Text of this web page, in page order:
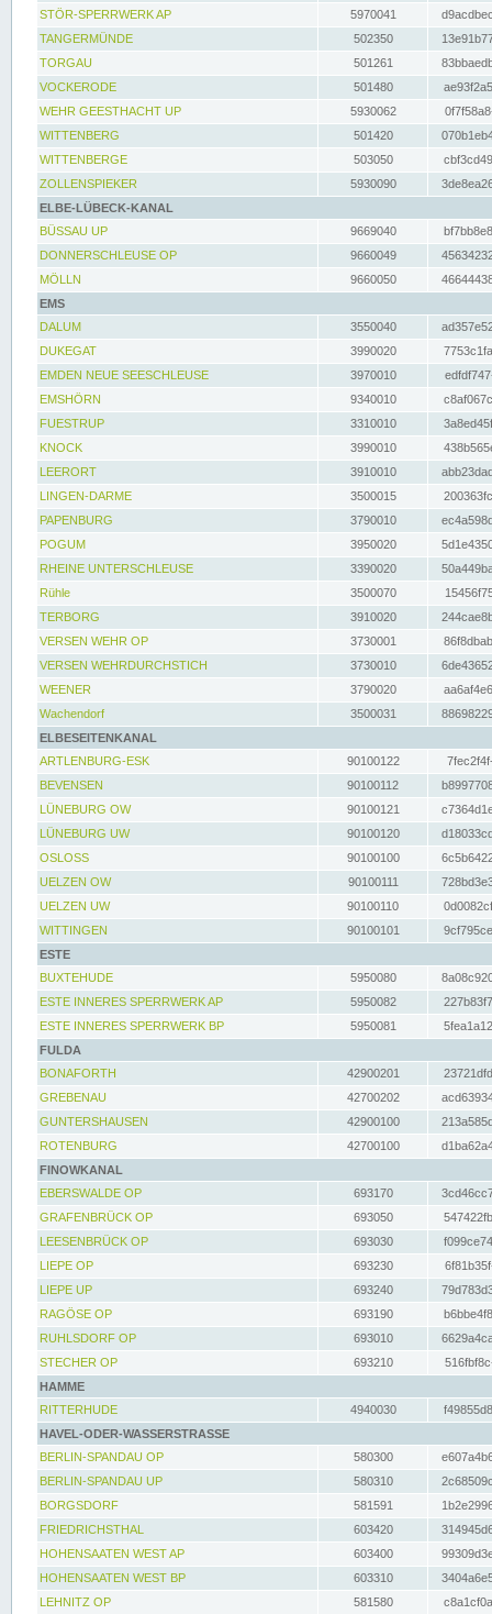
STÖR-SPERRWERK AP 5970041
TANGERMÜNDE
502350
TORGAU
501261
VOCKERODE
501480
WEHR GEESTHACHT UP
5930062
WITTENBERG
501420
WITTENBERGE
503050
ZOLLENSPIEKER
5930090
ELBE-LÜBECK-KANAL
BÜSSAU UP
9669040
DONNERSCHLEUSE OP
9660049
MÖLLN
9660050
EMS
DALUM
3550040
DUKEGAT
3990020
EMDEN NEUE SEESCHLEUSE
3970010
EMSHÖRN
9340010
FUESTRUP
3310010
KNOCK
3990010
LEERORT
3910010
LINGEN-DARME
3500015
PAPENBURG
3790010
POGUM
3950020
RHEINE UNTERSCHLEUSE
3390020
Rühle
3500070
TERBORG
3910020
VERSEN WEHR OP
3730001
VERSEN WEHRDURCHSTICH
3730010
WEENER
3790020
Wachendorf
3500031
ELBESEITENKANAL
ARTLENBURG-ESK
90100122
BEVENSEN
90100112
LÜNEBURG OW
90100121
LÜNEBURG UW
90100120
OSLOSS
90100100
UELZEN OW
90100111
UELZEN UW
90100110
WITTINGEN
90100101
ESTE
BUXTEHUDE
5950080
ESTE INNERES SPERRWERK AP
5950082
ESTE INNERES SPERRWERK BP
5950081
FULDA
BONAFORTH
42900201
GREBENAU
42700202
GUNTERSHAUSEN
42900100
ROTENBURG
42700100
FINOWKANAL
EBERSWALDE OP
693170
GRAFENBRÜCK OP
693050
LEESENBRÜCK OP
693030
LIEPE OP
693230
LIEPE UP
693240
RAGÖSE OP
693190
RUHLSDORF OP
693010
STECHER OP
693210
HAMME
RITTERHUDE
4940030
HAVEL-ODER-WASSERSTRASSE
BERLIN-SPANDAU OP
580300
BERLIN-SPANDAU UP
580310
BORGSDORF
581591
FRIEDRICHSTHAL
603420
HOHENSAATEN WEST AP
603400
HOHENSAATEN WEST BP
603310
LEHNITZ OP
581580